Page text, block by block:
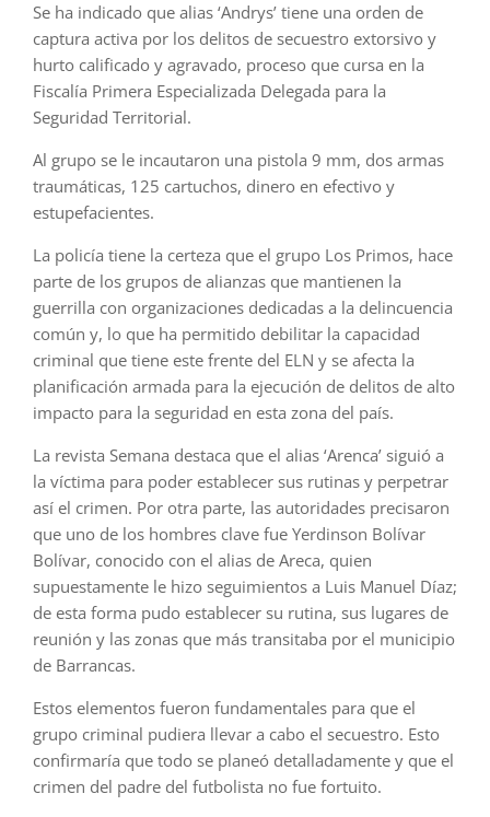
Se ha indicado que alias ‘Andrys’ tiene una orden de
captura activa por los delitos de secuestro extorsivo y
hurto calificado y agravado, proceso que cursa en la
Fiscalía Primera Especializada Delegada para la
Seguridad Territorial.
Al grupo se le incautaron una pistola 9 mm, dos armas
traumáticas, 125 cartuchos, dinero en efectivo y
estupefacientes.
La policía tiene la certeza que el grupo Los Primos, hace
parte de los grupos de alianzas que mantienen la
guerrilla con organizaciones dedicadas a la delincuencia
común y, lo que ha permitido debilitar la capacidad
criminal que tiene este frente del ELN y se afecta la
planificación armada para la ejecución de delitos de alto
impacto para la seguridad en esta zona del país.
La revista Semana destaca que el alias ‘Arenca’ siguió a
la víctima para poder establecer sus rutinas y perpetrar
así el crimen. Por otra parte, las autoridades precisaron
que uno de los hombres clave fue Yerdinson Bolívar
Bolívar, conocido con el alias de Areca, quien
supuestamente le hizo seguimientos a Luis Manuel Díaz;
de esta forma pudo establecer su rutina, sus lugares de
reunión y las zonas que más transitaba por el municipio
de Barrancas.
Estos elementos fueron fundamentales para que el
grupo criminal pudiera llevar a cabo el secuestro. Esto
confirmaría que todo se planeó detalladamente y que el
crimen del padre del futbolista no fue fortuito.